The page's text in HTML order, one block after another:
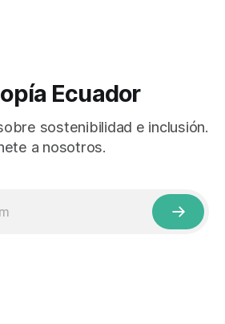
Ecuador
sostenibilidad e inclusión.
a nosotros.